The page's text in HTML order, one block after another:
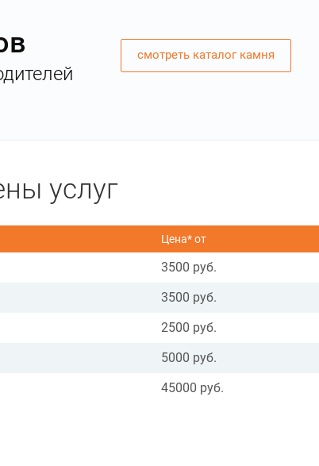
смотреть каталог камня
услуг
Цена* от
3500 руб.
3500 руб.
2500 руб.
5000 руб.
45000 руб.